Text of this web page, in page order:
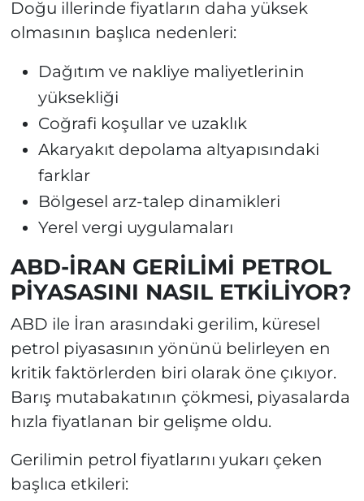
Doğu illerinde fiyatların daha yüksek
olmasının başlıca nedenleri:
Dağıtım ve nakliye maliyetlerinin
yüksekliği
Coğrafi koşullar ve uzaklık
Akaryakıt depolama altyapısındaki
farklar
Bölgesel arz-talep dinamikleri
Yerel vergi uygulamaları
ABD-İRAN GERİLİMİ PETROL
PİYASASINI NASIL ETKİLİYOR?
ABD ile İran arasındaki gerilim, küresel
petrol piyasasının yönünü belirleyen en
kritik faktörlerden biri olarak öne çıkıyor.
Barış mutabakatının çökmesi, piyasalarda
hızla fiyatlanan bir gelişme oldu.
Gerilimin petrol fiyatlarını yukarı çeken
başlıca etkileri: